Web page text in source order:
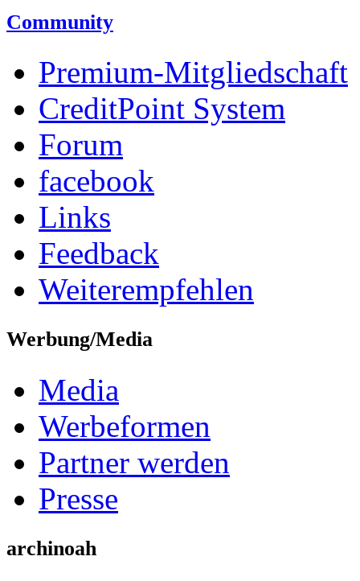
Community
Premium-Mitgliedschaft
CreditPoint System
Forum
facebook
Links
Feedback
Weiterempfehlen
Werbung/Media
Media
Werbeformen
Partner werden
Presse
archinoah